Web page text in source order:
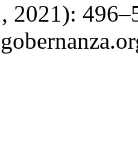
2021):